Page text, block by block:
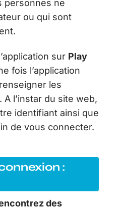
personnes ne
ou qui sont
sur Play
fois l’application
les
l’instar du site web,
identifiant ainsi que
de vous connecter.
:
des